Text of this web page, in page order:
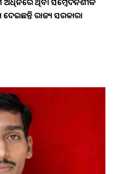
ଦେଇଛନ୍ତି ରାଜ୍ୟ ସରକାର।